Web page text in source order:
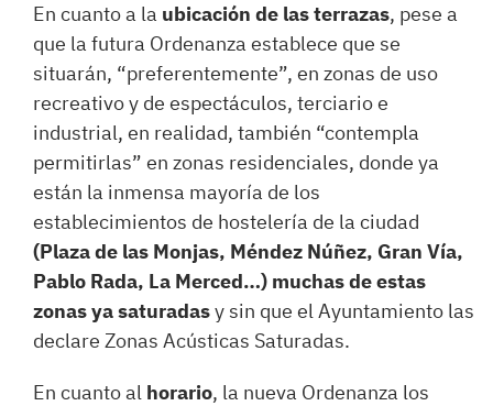
En cuanto a la ubicación de las terrazas, pese a
que la futura Ordenanza establece que se
situarán, “preferentemente”, en zonas de uso
recreativo y de espectáculos, terciario e
industrial, en realidad, también “contempla
permitirlas” en zonas residenciales, donde ya
están la inmensa mayoría de los
establecimientos de hostelería de la ciudad
(Plaza de las Monjas, Méndez Núñez, Gran Vía,
Pablo Rada, La Merced…) muchas de estas
zonas ya saturadasy sin que el Ayuntamiento las
declare Zonas Acústicas Saturadas.
En cuanto al horario, la nueva Ordenanza los